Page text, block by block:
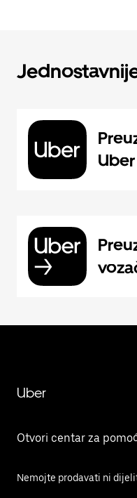
Uber
Uber
Otvori centar za
Nemojte prodavati ni